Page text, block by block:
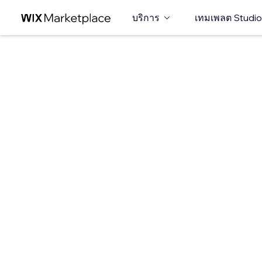
บริการ เทมเพลต Studio